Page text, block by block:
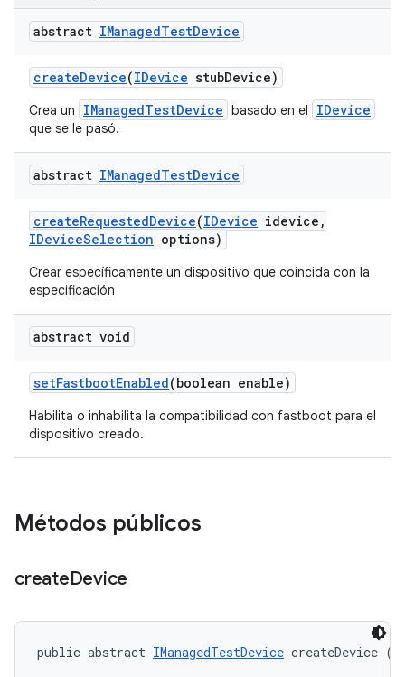
abstract IManagedTestDevice
createDevice(IDevice stubDevice)
Crea un IManagedTestDevice basado en el IDevice
que se le pasó.
abstract IManagedTestDevice
createRequestedDevice(IDevice idevice ,
IDeviceSelection options)
Crear específicamente un dispositivo que coincida con la
especificación
abstract void
setFastbootEnabled(boolean enable)
Habilita o inhabilita la compatibilidad con fastboot para el
dispositivo creado.
Métodos públicos
createDevice
public abstract IManagedTestDevice createDevice (